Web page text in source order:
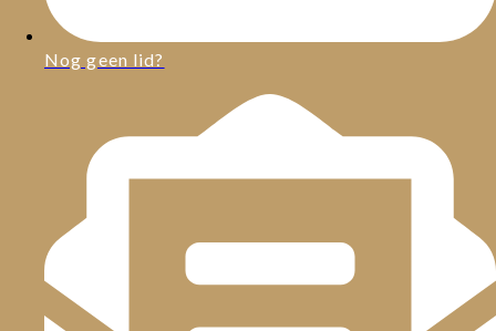
Nog geen lid?